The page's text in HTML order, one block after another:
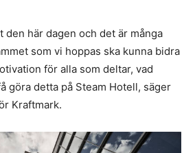
den här dagen och det är många
som vi hoppas ska kunna bidra
för alla som deltar, vad
göra detta på Steam Hotell, säger
Kraftmark.